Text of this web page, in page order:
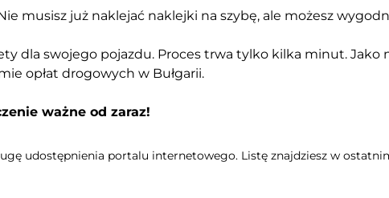
musisz już naklejać naklejki na szybę, ale możesz
dla swojego pojazdu. Proces trwa tylko kilka minut. Jako
opłat drogowych w Bułgarii.
ważne od zaraz!
udostępnienia portalu internetowego. Listę znajdziesz w